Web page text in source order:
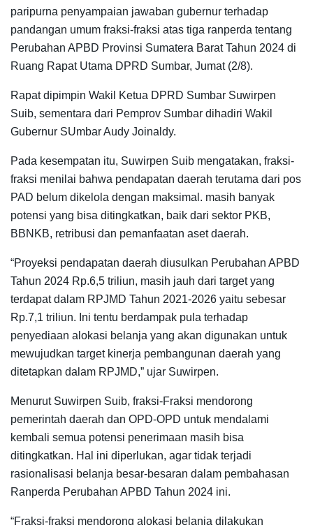
paripurna penyampaian jawaban gubernur terhadap
pandangan umum fraksi-fraksi atas tiga ranperda tentang
Perubahan APBD Provinsi Sumatera Barat Tahun 2024 di
Ruang Rapat Utama DPRD Sumbar, Jumat (2/8).
Rapat dipimpin Wakil Ketua DPRD Sumbar Suwirpen
Suib, sementara dari Pemprov Sumbar dihadiri Wakil
Gubernur SUmbar Audy Joinaldy.
Pada kesempatan itu, Suwirpen Suib mengatakan, fraksi-
fraksi menilai bahwa pendapatan daerah terutama dari pos
PAD belum dikelola dengan maksimal. masih banyak
potensi yang bisa ditingkatkan, baik dari sektor PKB,
BBNKB, retribusi dan pemanfaatan aset daerah.
“Proyeksi pendapatan daerah diusulkan Perubahan APBD
Tahun 2024 Rp.6,5 triliun, masih jauh dari target yang
terdapat dalam RPJMD Tahun 2021-2026 yaitu sebesar
Rp.7,1 triliun. Ini tentu berdampak pula terhadap
penyediaan alokasi belanja yang akan digunakan untuk
mewujudkan target kinerja pembangunan daerah yang
ditetapkan dalam RPJMD,” ujar Suwirpen.
Menurut Suwirpen Suib, fraksi-Fraksi mendorong
pemerintah daerah dan OPD-OPD untuk mendalami
kembali semua potensi penerimaan masih bisa
ditingkatkan. Hal ini diperlukan, agar tidak terjadi
rasionalisasi belanja besar-besaran dalam pembahasan
Ranperda Perubahan APBD Tahun 2024 ini.
“Fraksi-fraksi mendorong alokasi belanja dilakukan